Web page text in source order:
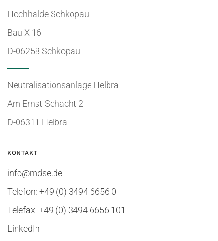
Hochhalde Schkopau
Bau X 16
D-06258 Schkopau
Neutralisationsanlage Helbra
Am Ernst-Schacht 2
D-06311 Helbra
KONTAKT
info@mdse.de
Telefon: +49 (0) 3494 6656 0
Telefax: +49 (0) 3494 6656 101
LinkedIn